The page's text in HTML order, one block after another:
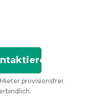
provisionsfrei.